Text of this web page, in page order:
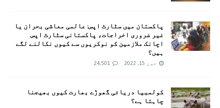
پاکستان میں سٹارٹ اپس: عالمی معاشی بحران یا
غیر ضروری اخراجات، پاکستانی سٹارٹ اپس
اچانک ملازمین کو نوکریوں سے کیوں نکالنے لگے
ہیں؟
جون 15, 2022 24,501
کولمبیا دریائی گھوڑے بھارت کیوں بھیجنا
چاہتا ہے؟